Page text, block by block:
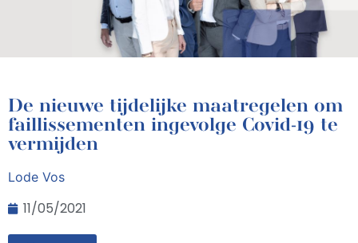
De nieuwe tijdelijke maatregelen om
faillissementen ingevolge Covid-19 te
vermijden
Lode Vos
11/05/2021